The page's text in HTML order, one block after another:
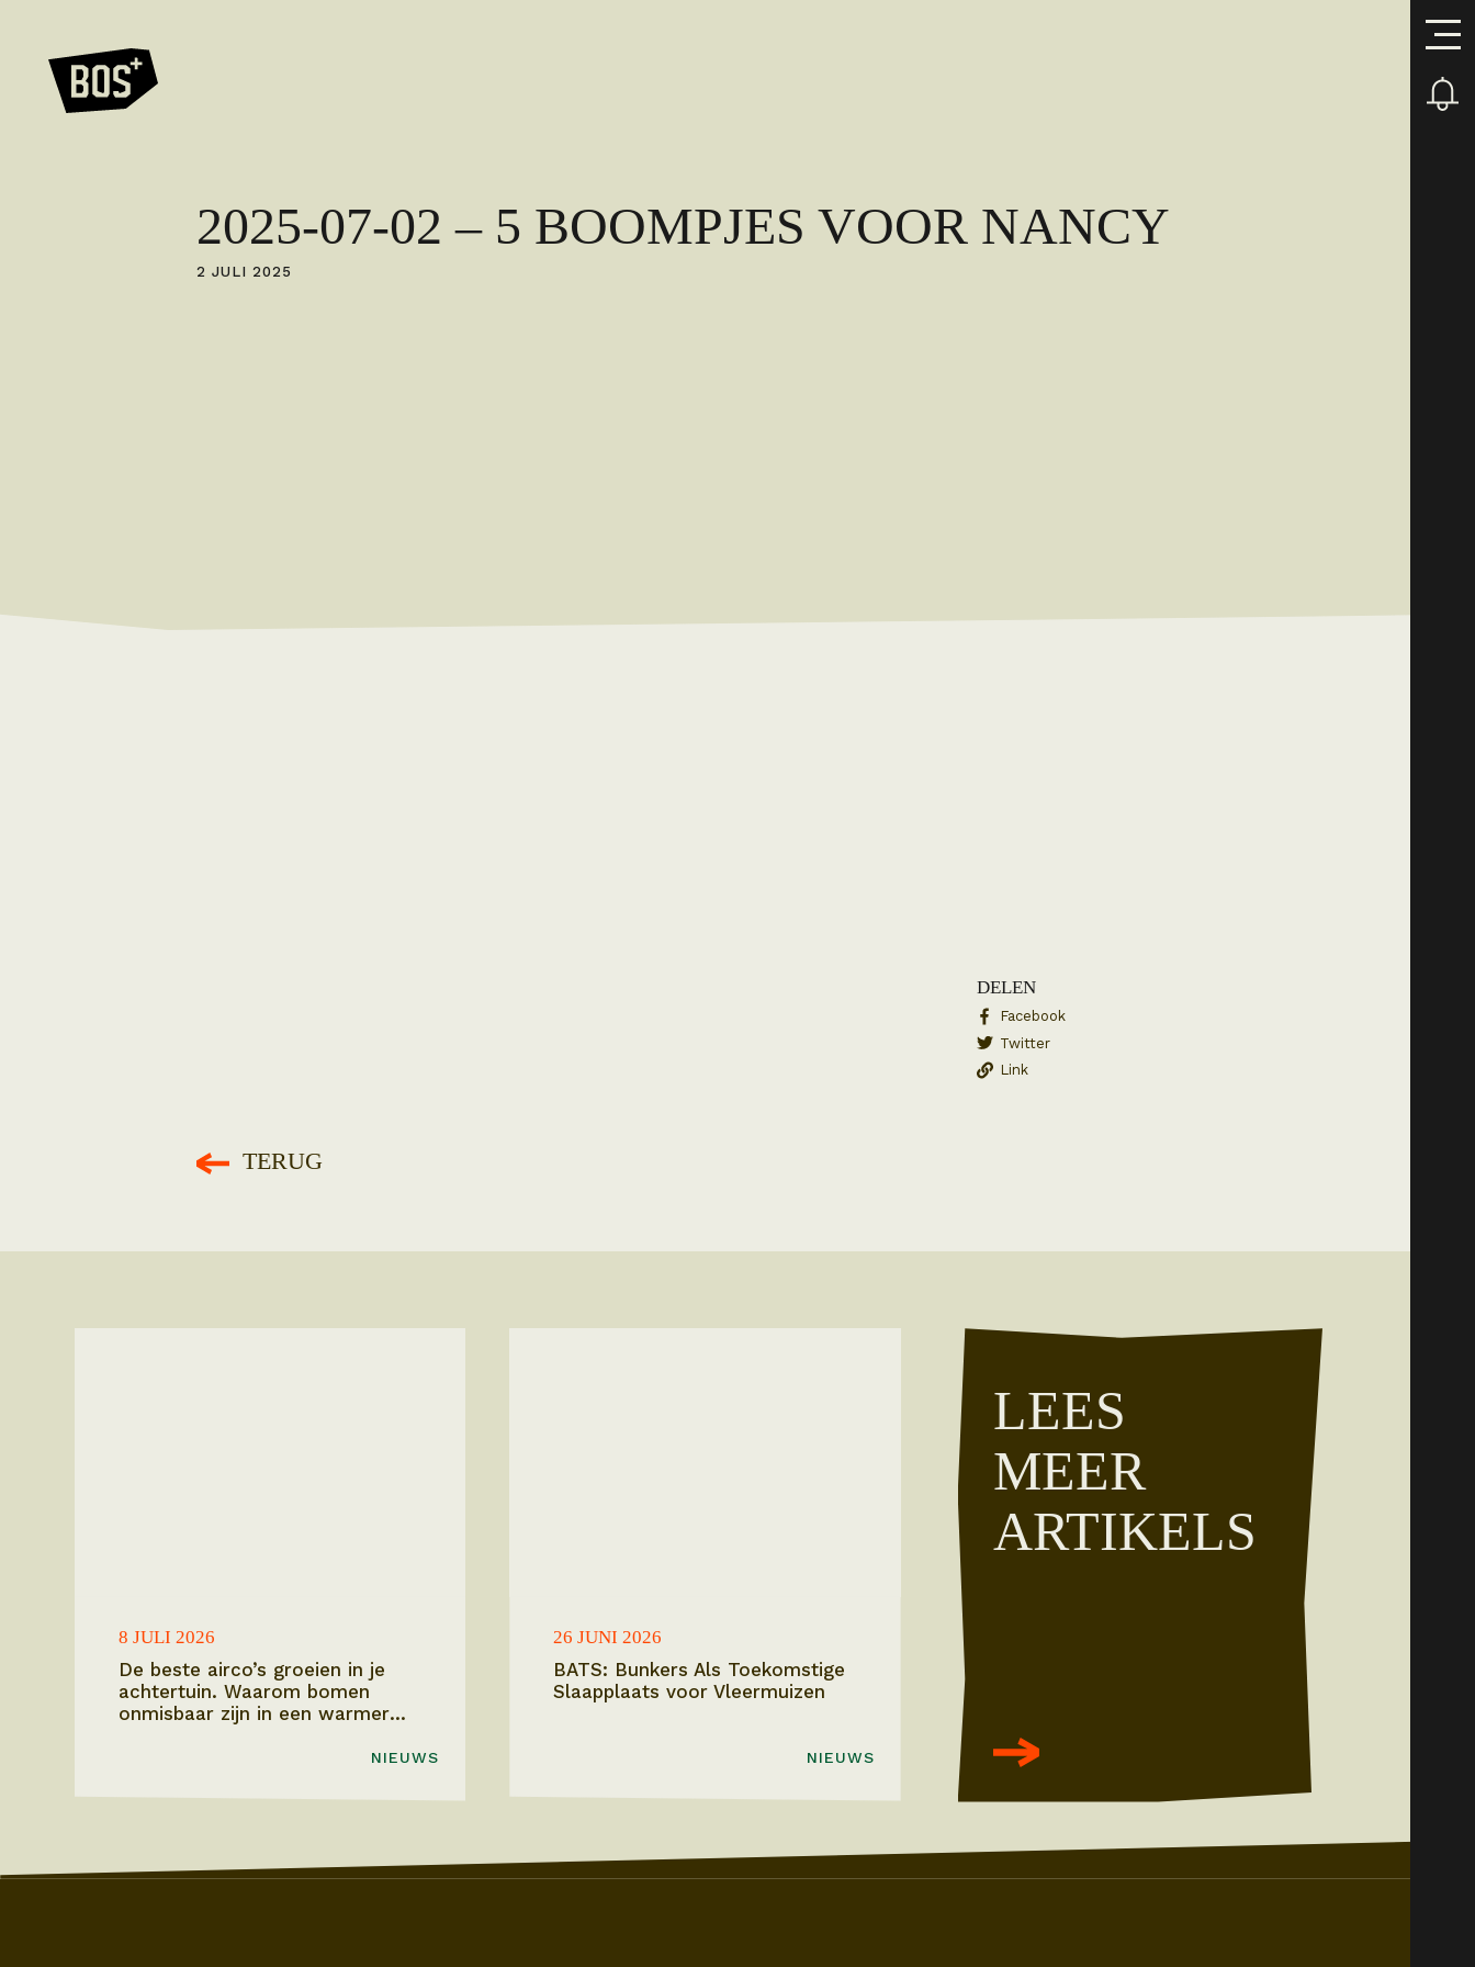
2025-07-02 – 5 BOOMPJES VOOR NANCY
2 JULI 2025
DELEN
Facebook
Twitter
Link
TERUG
8 JULI 2026
De beste airco’s groeien in je
achtertuin. Waarom bomen
onmisbaar zijn in een warmer
NIEUWS
26 JUNI 2026
BATS: Bunkers Als Toekomstige
Slaapplaats voor Vleermuizen
NIEUWS
LEES
MEER
ARTIKELS